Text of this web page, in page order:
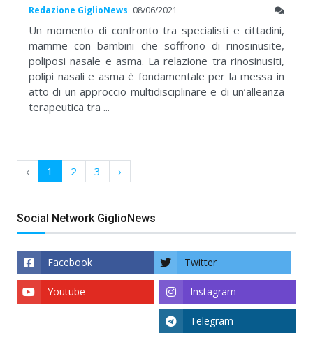
Redazione GiglioNews 08/06/2021
Un momento di confronto tra specialisti e cittadini,
mamme con bambini che soffrono di rinosinusite,
poliposi nasale e asma. La relazione tra rinosinusiti,
polipi nasali e asma è fondamentale per la messa in
atto di un approccio multidisciplinare e di un’alleanza
terapeutica tra ...
‹ 1 2 3 ›
Social Network GiglioNews
Facebook Twitter
Instagram
Youtube
Telegram